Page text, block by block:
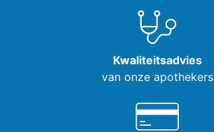
Kwaliteitsadvies
van onze apothekers